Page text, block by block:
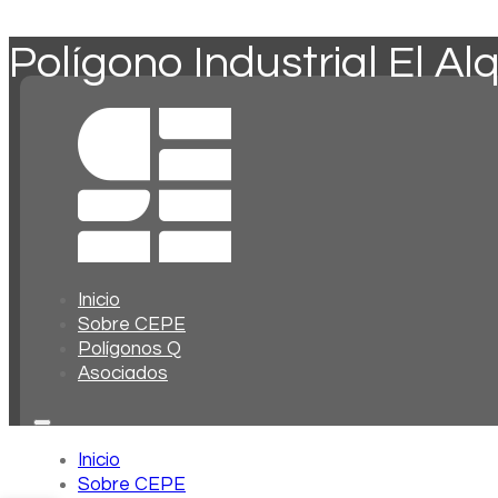
Inicio
Sobre CEPE
Polígonos Q
Asociados
Inicio
Sobre CEPE
Polígono Industrial El